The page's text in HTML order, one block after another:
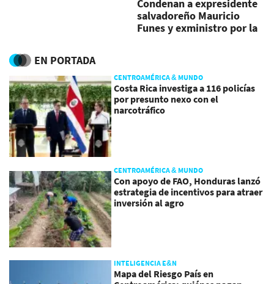
Condenan a expresidente
salvadoreño Mauricio
Funes y exministro por la
EN PORTADA
CENTROAMÉRICA & MUNDO
Costa Rica investiga a 116 policías
por presunto nexo con el
narcotráfico
CENTROAMÉRICA & MUNDO
Con apoyo de FAO, Honduras lanzó
estrategia de incentivos para atraer
inversión al agro
INTELIGENCIA E&N
Mapa del Riesgo País en